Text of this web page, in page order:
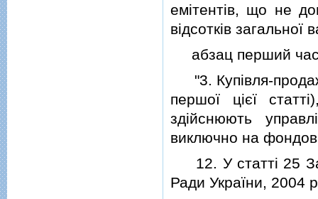
емiтентiв, що не
вiдсоткiв загальної
абзац перший
"3. Купiвля-
першої цiєї
здiйснюють
виключно на
12. У статтi 25
Ради України, 2004